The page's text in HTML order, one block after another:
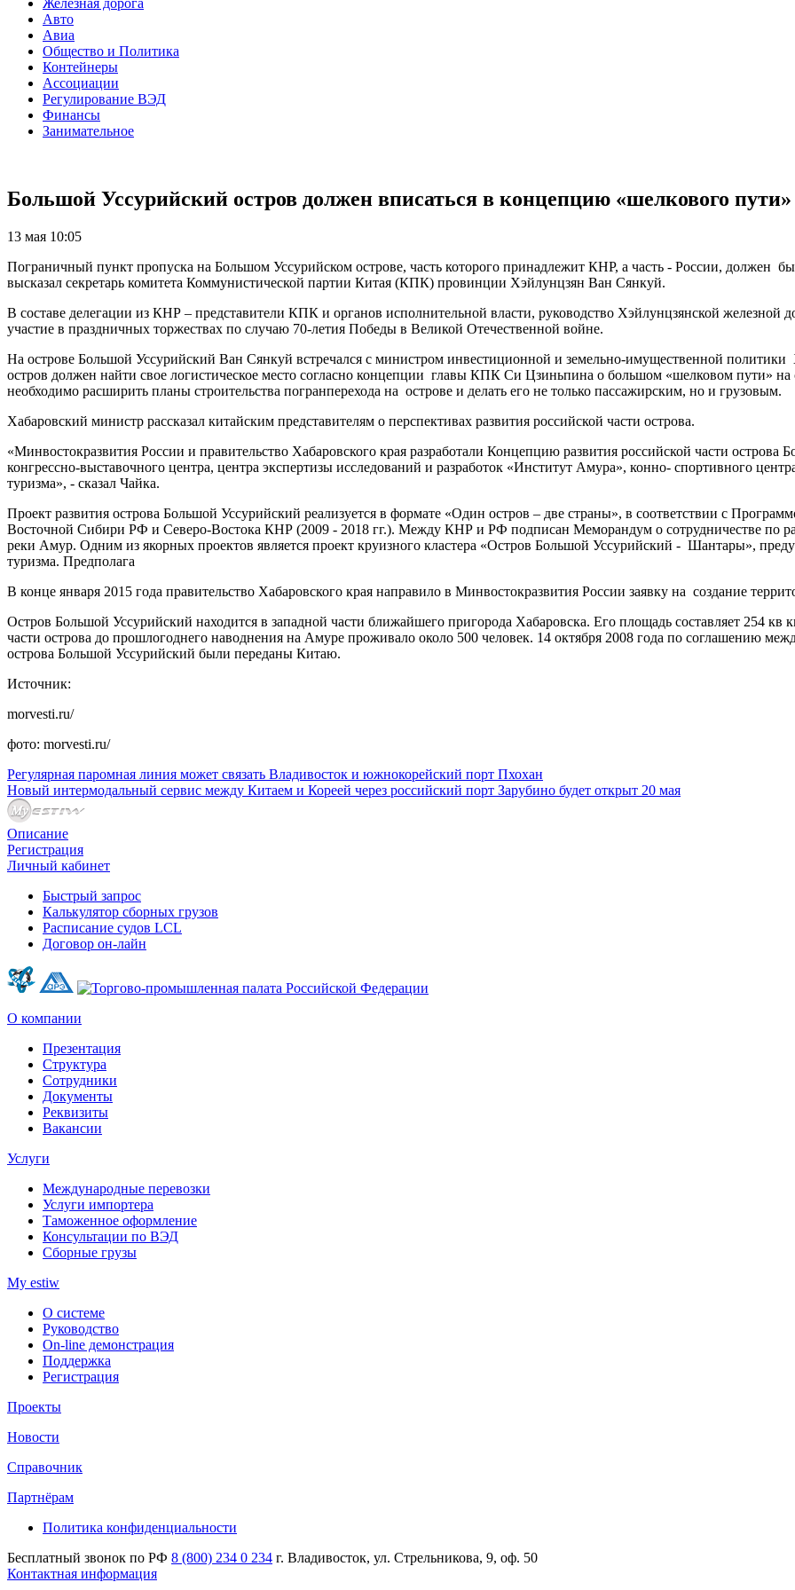
Авто
Авиа
Общество и Политика
Контейнеры
Ассоциации
Регулирование ВЭД
Финансы
Занимательное
Большой Уссурийский остров должен вписаться в концепцию «шелкового
13 мая 10:05
Пограничный пункт пропуска на Большом Уссурийском острове, часть которого принадлежит КНР, а часть - России, должен
высказал секретарь комитета Коммунистической партии Китая (КПК) провинции Хэйлунцзян Ван Сянкуй.
В составе делегации из КНР – представители КПК и органов исполнительной власти, руководство Хэйлунцзянской
участие в праздничных торжествах по случаю 70-летия Победы в Великой Отечественной войне.
На острове Большой Уссурийский Ван Сянкуй встречался с министром инвестиционной и земельно-имущественной
остров должен найти свое логистическое место согласно концепции главы КПК Си Цзиньпина о большом «шелковом пути»
необходимо расширить планы строительства погранперехода на острове и делать его не только пассажирским, но и грузовым.
Хабаровский министр рассказал китайским представителям о перспективах развития российской части острова.
«Минвостокразвития России и правительство Хабаровского края разработали Концепцию развития российской части
конгрессно-выставочного центра, центра экспертизы исследований и разработок «Институт Амура», конно- спортивного
туризма», - сказал Чайка.
Проект развития острова Большой Уссурийский реализуется в формате «Один остров – две страны», в соответствии с
Восточной Сибири РФ и Северо-Востока КНР (2009 - 2018 гг.). Между КНР и РФ подписан Меморандум о сотрудничестве по
реки Амур. Одним из якорных проектов является проект круизного кластера «Остров Большой Уссурийский - Шантары»,
туризма. Предполага
В конце января 2015 года правительство Хабаровского края направило в Минвостокразвития России заявку на создание
Остров Большой Уссурийский находится в западной части ближайшего пригорода Хабаровска. Его площадь составляет 254
части острова до прошлогоднего наводнения на Амуре проживало около 500 человек. 14 октября 2008 года по соглашению
острова Большой Уссурийский были переданы Китаю.
Источник:
morvesti.ru/
фото: morvesti.ru/
Регулярная паромная линия может связать Владивосток и южнокорейский порт Пхохан
Новый интермодальный сервис между Китаем и Кореей через российский порт Зарубино будет открыт 20 мая
Описание
Регистрация
Личный кабинет
Быстрый запрос
Калькулятор сборных грузов
Расписание судов LCL
Договор он-лайн
О компании
Презентация
Структура
Сотрудники
Документы
Реквизиты
Вакансии
Услуги
Международные перевозки
Услуги импортера
Таможенное оформление
Консультации по ВЭД
Сборные грузы
My estiw
О системе
Руководство
On-line демонстрация
Поддержка
Регистрация
Проекты
Новости
Справочник
Партнёрам
Политика конфиденциальности
Бесплатный звонок по РФ 8 (800) 234 0 234 г. Владивосток, ул. Стрельникова, 9, оф. 50
Контактная информация